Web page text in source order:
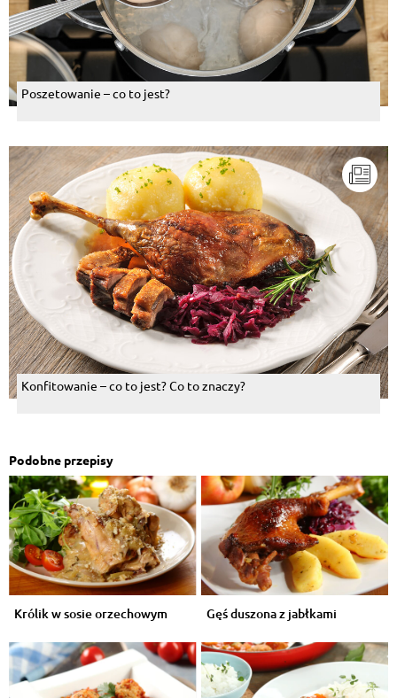
Poszetowanie – co to jest?
Konfitowanie – co to jest? Co to znaczy?
Podobne przepisy
Królik w sosie orzechowym Gęś duszona z jabłkami